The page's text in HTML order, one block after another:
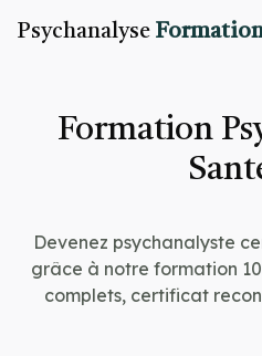
Psychanalyse
Formation
Devenez psychanalyste
grâce à notre formation
complets, certificat